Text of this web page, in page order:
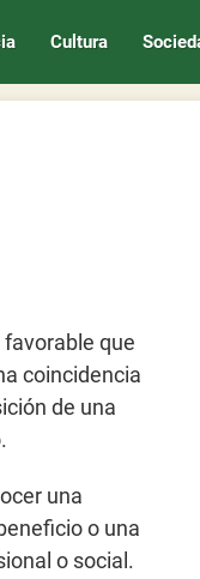
Cultura
que
coincidencia
de una
una
o una
o social.